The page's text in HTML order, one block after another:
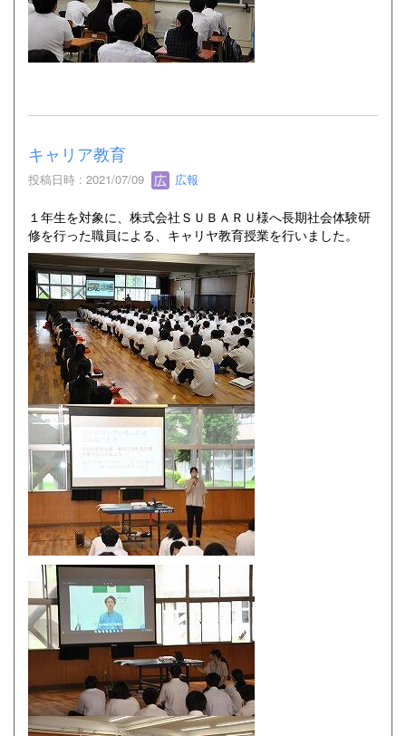
キャリア教育
投稿日時 : 2021/07/09 広報
１年生を対象に、株式会社ＳＵＢＡＲＵ様へ長期社会体験研
修を行った職員による、キャリヤ教育授業を行いました。